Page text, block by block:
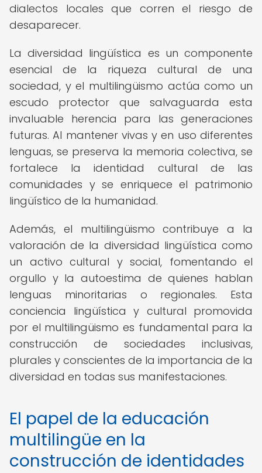
dialectos locales que corren el riesgo de
desaparecer.
La diversidad lingüística es un componente
esencial de la riqueza cultural de una
sociedad, y el multilingüismo actúa como un
escudo protector que salvaguarda esta
invaluable herencia para las generaciones
futuras. Al mantener vivas y en uso diferentes
lenguas, se preserva la memoria colectiva, se
fortalece la identidad cultural de las
comunidades y se enriquece el patrimonio
lingüístico de la humanidad.
Además, el multilingüismo contribuye a la
valoración de la diversidad lingüística como
un activo cultural y social, fomentando el
orgullo y la autoestima de quienes hablan
lenguas minoritarias o regionales. Esta
conciencia lingüística y cultural promovida
por el multilingüismo es fundamental para la
construcción de sociedades inclusivas,
plurales y conscientes de la importancia de la
diversidad en todas sus manifestaciones.
El papel de la educación
multilingüe en la
construcción de identidades